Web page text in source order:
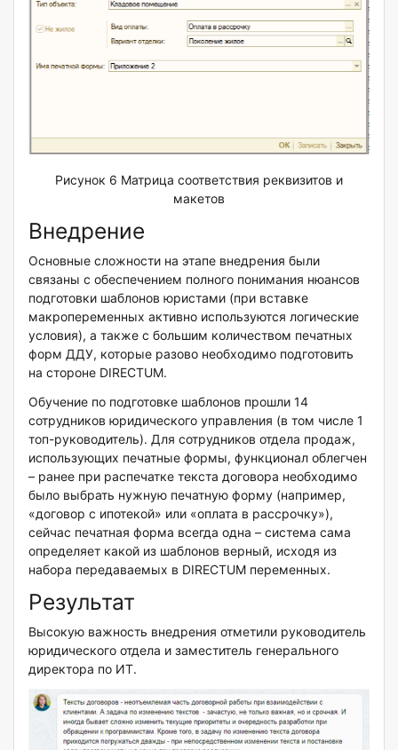
Рисунок 6 Матрица соответствия реквизитов и
макетов
Внедрение
Основные сложности на этапе внедрения были
связаны с обеспечением полного понимания нюансов
подготовки шаблонов юристами (при вставке
макропеременных активно используются логические
условия), а также с большим количеством печатных
форм ДДУ, которые разово необходимо подготовить
на стороне DIRECTUM.
Обучение по подготовке шаблонов прошли 14
сотрудников юридического управления (в том числе 1
топ-руководитель). Для сотрудников отдела продаж,
использующих печатные формы, функционал облегчен
– ранее при распечатке текста договора необходимо
было выбрать нужную печатную форму (например,
«договор с ипотекой» или «оплата в рассрочку»),
сейчас печатная форма всегда одна – система сама
определяет какой из шаблонов верный, исходя из
набора передаваемых в DIRECTUM переменных.
Результат
Высокую важность внедрения отметили руководитель
юридического отдела и заместитель генерального
директора по ИТ.